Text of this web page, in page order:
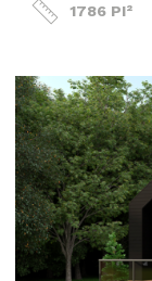
1786 PI²